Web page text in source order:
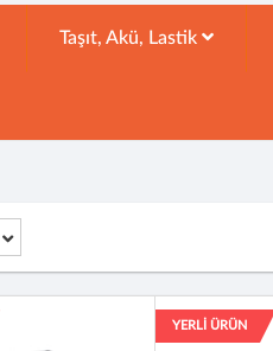
Taşıt, Akü, Lastik
YERLİ ÜRÜN